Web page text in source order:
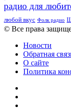
радио для
любой вкус Фолк радио
© Все права
Новости
Обратная
О сайте
Политика